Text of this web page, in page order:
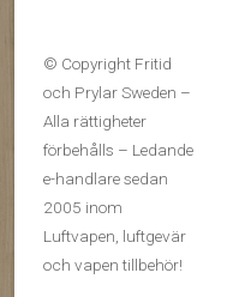
© Copyright Fritid
och Prylar Sweden –
Alla rättigheter
förbehålls – Ledande
e-handlare sedan
2005 inom
Luftvapen, luftgevär
och vapen tillbehör!